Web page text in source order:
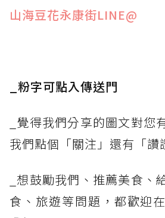
山海豆花永康街LINE@
_粉字可點入傳送門
_覺得我們分享的圖文對您
我們點個「關注」還有「讚
_想鼓勵我們、推薦美食、
食、旅遊等問題，都歡迎